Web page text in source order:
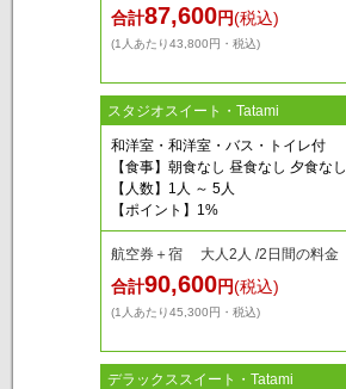
合計87,600円(税込)
(1人あたり43,800円・税込)
スタジオスイート・Tatami
和洋室・和洋室・バス・トイレ付
【食事】朝食なし 昼食なし 夕食なし
【人数】1人 ～ 5人
【ポイント】1%
航空券＋宿 大人2人 /2日間の料金
合計90,600円(税込)
(1人あたり45,300円・税込)
デラックススイート・Tatami